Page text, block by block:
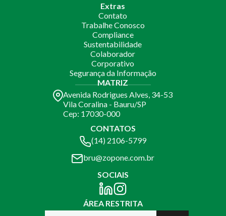
Extras
Contato
Trabalhe Conosco
Compliance
Sustentabilidade
Colaborador
Corporativo
Segurança da Informação
MATRIZ
Avenida Rodrigues Alves, 34-53
Vila Coralina - Bauru/SP
Cep: 17030-000
CONTATOS
(14) 2106-5799
bru@zopone.com.br
SOCIAIS
ÁREA RESTRITA